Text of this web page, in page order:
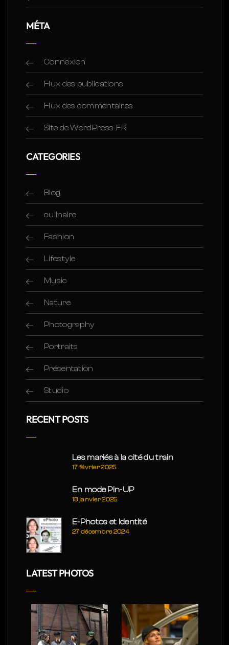
MÉTA
Connexion
Flux des publications
Flux des commentaires
Site de WordPress-FR
CATEGORIES
Blog
culinaire
Fashion
Lifestyle
Music
Nature
Photography
Portraits
Présentation
Studio
RECENT POSTS
Les mariés à la cité du train
17 février 2025
En mode Pin-UP
13 janvier 2025
E-Photos et Identité
27 décembre 2024
LATEST PHOTOS